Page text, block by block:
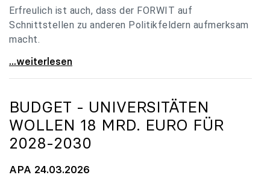
Erfreulich ist auch, dass der FORWIT auf
Schnittstellen zu anderen Politikfeldern aufmerksam
macht.
uniko zu FORWIT-Analyse: Wichtige Themen
...weiterlesen
BUDGET - UNIVERSITÄTEN
WOLLEN 18 MRD. EURO FÜR
2028-2030
APA 24.03.2026